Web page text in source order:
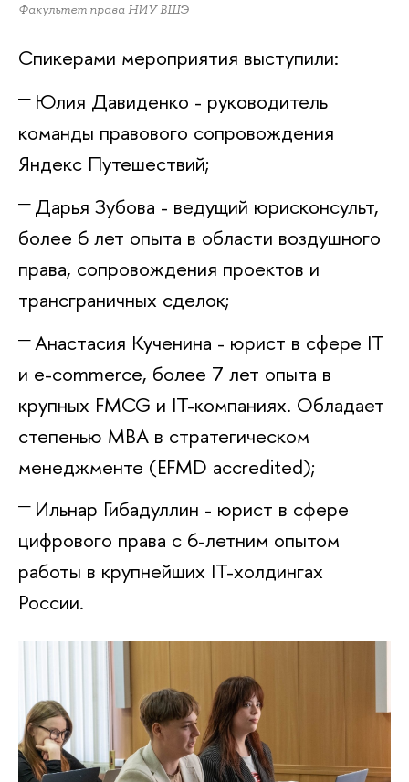
Факультет права НИУ ВШЭ
Спикерами мероприятия выступили:
Юлия Давиденко - руководитель
команды правового сопровождения
Яндекс Путешествий;
Дарья Зубова - ведущий юрисконсульт,
более 6 лет опыта в области воздушного
права, сопровождения проектов и
трансграничных сделок;
Анастасия Кученина - юрист в сфере IT
и e-commerce, более 7 лет опыта в
крупных FMCG и IT-компаниях. Обладает
степенью MBA в стратегическом
менеджменте (EFMD accredited);
Ильнар Гибадуллин - юрист в сфере
цифрового права с 6-летним опытом
работы в крупнейших IT-холдингах
России.